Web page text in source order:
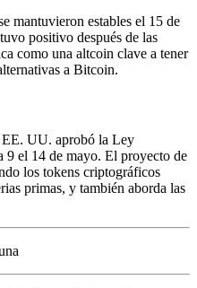
mantuvieron estables el 15 de
positivo después de las
como una altcoin clave a tener
a Bitcoin.
UU. aprobó la Ley
el 14 de mayo. El proyecto de
los tokens criptográficos
primas, y también aborda las